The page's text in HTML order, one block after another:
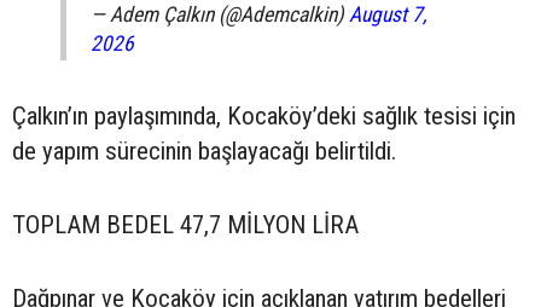
— Adem Çalkın (@Ademcalkin)August 7,
2026
Çalkın’ın paylaşımında, Kocaköy’deki sağlık tesisi için
de yapım sürecinin başlayacağı belirtildi.
TOPLAM BEDEL 47,7 MİLYON LİRA
Dağpınar ve Kocaköy için açıklanan yatırım bedelleri